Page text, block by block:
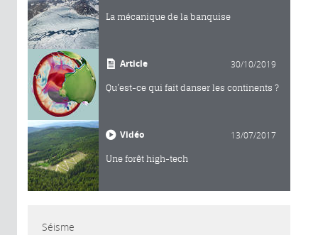
La mécanique de la banquise
Article 30/10/2019
Qu’est-ce qui fait danser les continents ?
Vidéo 13/07/2017
Une forêt high-tech
Séisme